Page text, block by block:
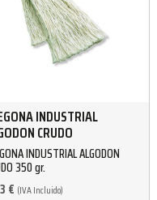
INDUSTRIAL
CRUDO
INDUSTRIAL ALGODON
350 gr.
€ (IVA Incluido)